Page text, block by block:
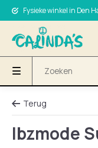
Fysieke winkel in Den
Terug
Ibzmode